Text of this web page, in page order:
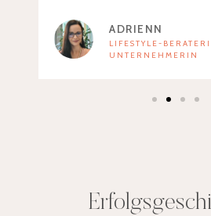
ADRIENN
LIFESTYLE-
UNTERNEHMERIN